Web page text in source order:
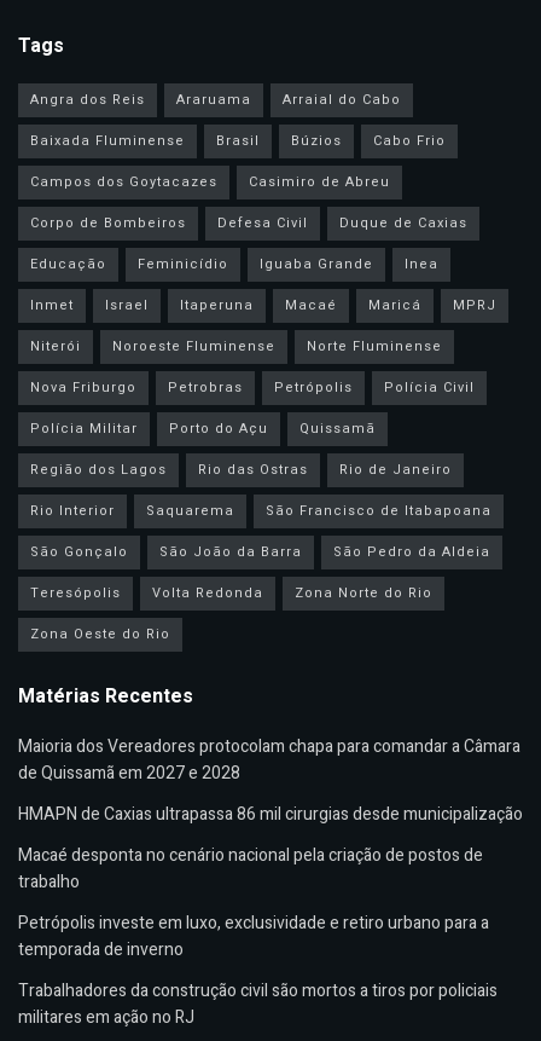
Tags
Angra dos Reis Araruama
Arraial do Cabo
Baixada Fluminense
Brasil Búzios
Cabo Frio
Campos dos Goytacazes
Casimiro de Abreu
Corpo de Bombeiros
Defesa Civil
Duque de Caxias
Educação
Feminicídio Iguaba Grande
Inea
Inmet
Israel Itaperuna Macaé Maricá
MPRJ
Niterói
Noroeste Fluminense
Norte Fluminense
Nova Friburgo
Petrobras Petrópolis
Polícia Civil
Polícia Militar
Porto do Açu
Quissamã
Região dos Lagos
Rio das Ostras
Rio de Janeiro
Rio Interior
Saquarema
São Francisco de Itabapoana
São Gonçalo
São João da Barra
São Pedro da Aldeia
Teresópolis
Volta Redonda
Zona Norte do Rio
Zona Oeste do Rio
Matérias Recentes
Maioria dos Vereadores protocolam chapa para comandar a Câmara
de Quissamã em 2027 e 2028
HMAPN de Caxias ultrapassa 86 mil cirurgias desde municipalização
Macaé desponta no cenário nacional pela criação de postos de
trabalho
Petrópolis investe em luxo, exclusividade e retiro urbano para a
temporada de inverno
Trabalhadores da construção civil são mortos a tiros por policiais
militares em ação no RJ